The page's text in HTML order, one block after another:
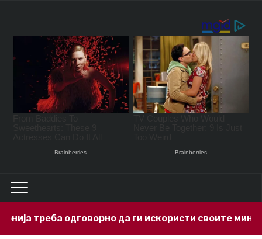
да ги искористи своите минерални богатства